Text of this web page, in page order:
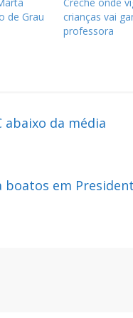
de Grau
Creche onde
crianças vai
professora
abaixo da média
boatos em